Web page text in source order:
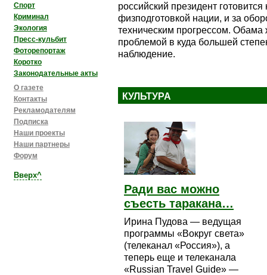
российский президент
физподготовкой нации, и за
техническим прогрессом. Обама
проблемой в куда большей
наблюдение.
КУЛЬТУРА
Ради вас можно
съесть таракана…
Ирина Пудова — ведущая
программы «Вокруг света»
(телеканал «Россия»), а
теперь еще и телеканала
«Russian Travel Guide» —
Спорт
Криминал
Экология
Пресс-кульбит
Фоторепортаж
Коротко
Законодательные акты
О газете
Контакты
Рекламодателям
Подписка
Наши проекты
Наши партнеры
Форум
Вверх^